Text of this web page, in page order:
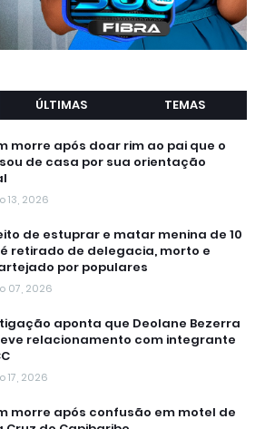
ÚLTIMAS TEMAS
morre após doar rim ao pai que o
de casa por sua orientação
13, 2026
de estuprar e matar menina de 10
retirado de delegacia, morto e
por populares
07, 2026
aponta que Deolane Bezerra
relacionamento com integrante
17, 2026
morre após confusão em motel de